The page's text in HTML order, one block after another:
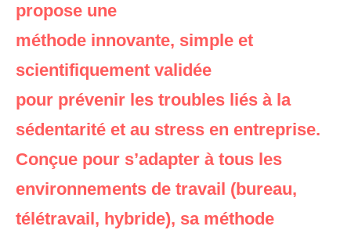
propose une
méthode innovante, simple et
scientifiquement validée
pour prévenir les troubles liés à la
sédentarité et au stress en entreprise.
Conçue pour s’adapter à tous les
environnements de travail (bureau,
télétravail, hybride), sa méthode